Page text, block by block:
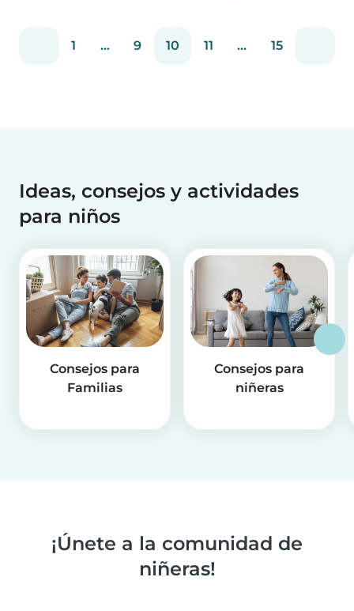
embargo, algunos niños necesitan ayuda extra
1 ... 9 10 11 ... 15
Ideas, consejos y actividades
para niños
Consejos para
Familias
Consejos para
niñeras
¡Únete a la comunidad de
niñeras!